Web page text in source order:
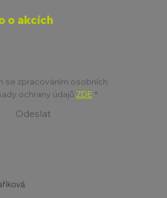
o akcích
se zpracováním osobních
ochrany údajů ZDE *
Odeslat